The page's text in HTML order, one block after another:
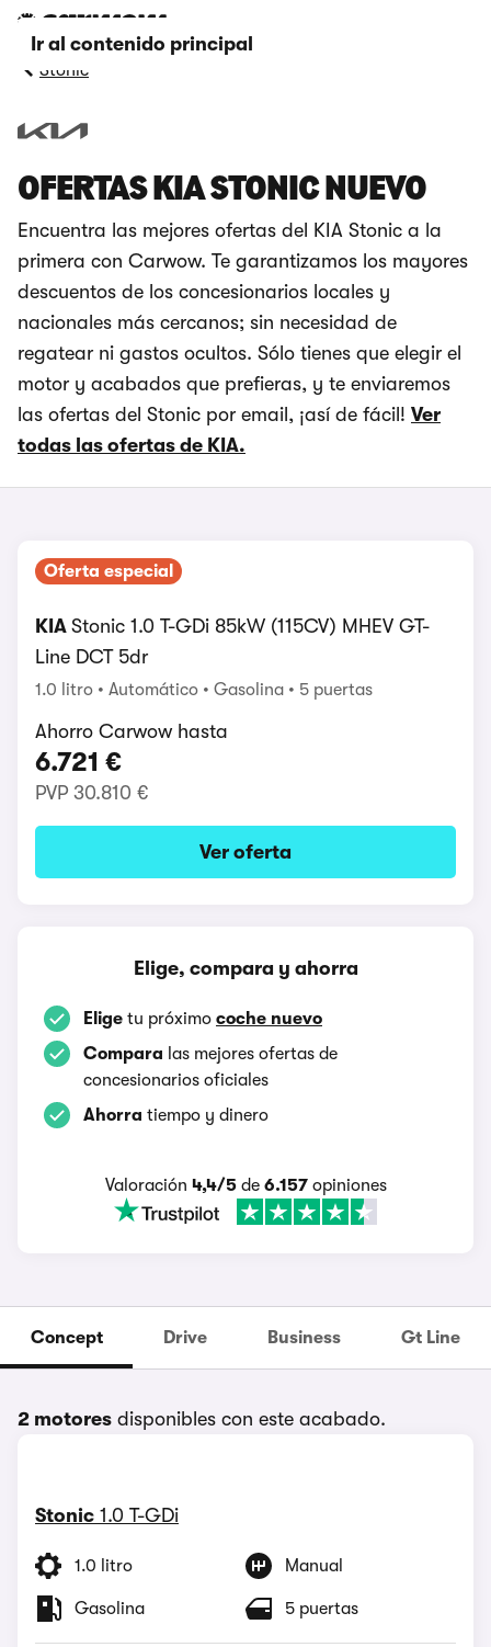
Ir al contenido principal
Stonic
OFERTAS KIA STONIC NUEVO
Encuentra las mejores ofertas del KIA Stonic a la
primera con Carwow. Te garantizamos los mayores
descuentos de los concesionarios locales y
nacionales más cercanos; sin necesidad de
regatear ni gastos ocultos. Sólo tienes que elegir el
motor y acabados que prefieras, y te enviaremos
las ofertas del Stonic por email, ¡así de fácil! Ver
todas las ofertas de KIA.
Oferta especial
KIA Stonic 1.0 T-GDi 85kW (115CV) MHEV GT-
Line DCT 5dr
1.0 litro Automático Gasolina 5 puertas
Ahorro Carwow hasta
6.721 €
PVP 30.810 €
Ver oferta
Elige, compara y ahorra
Elige tu próximo coche nuevo
Compara las mejores ofertas de
concesionarios oficiales
Ahorra tiempo y dinero
Valoración 4,4/5de 6.157opiniones
Concept Drive Business Gt Line
2 motores disponibles con este acabado.
Stonic 1.0 T-GDi
1.0 litro Manual
Gasolina 5 puertas